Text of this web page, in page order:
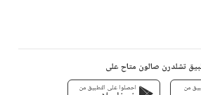
تشلدرن صالون متاح على
من احصلوا على التطبيق من